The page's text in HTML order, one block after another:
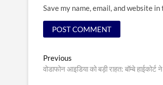
Save my name, email, and website
Post
navigation
Previous
post:
वोडाफोन आइडिया को बड़ी राहत: बॉम्बे